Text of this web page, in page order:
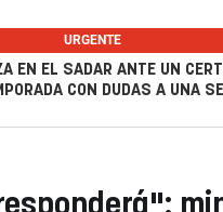
URGENTE
EN EL SADAR ANTE UN
CON DUDAS A UNA